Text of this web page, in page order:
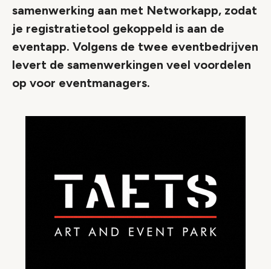
samenwerking aan met Networkapp, zodat
je registratietool gekoppeld is aan de
eventapp. Volgens de twee eventbedrijven
levert de samenwerkingen veel voordelen
op voor eventmanagers.